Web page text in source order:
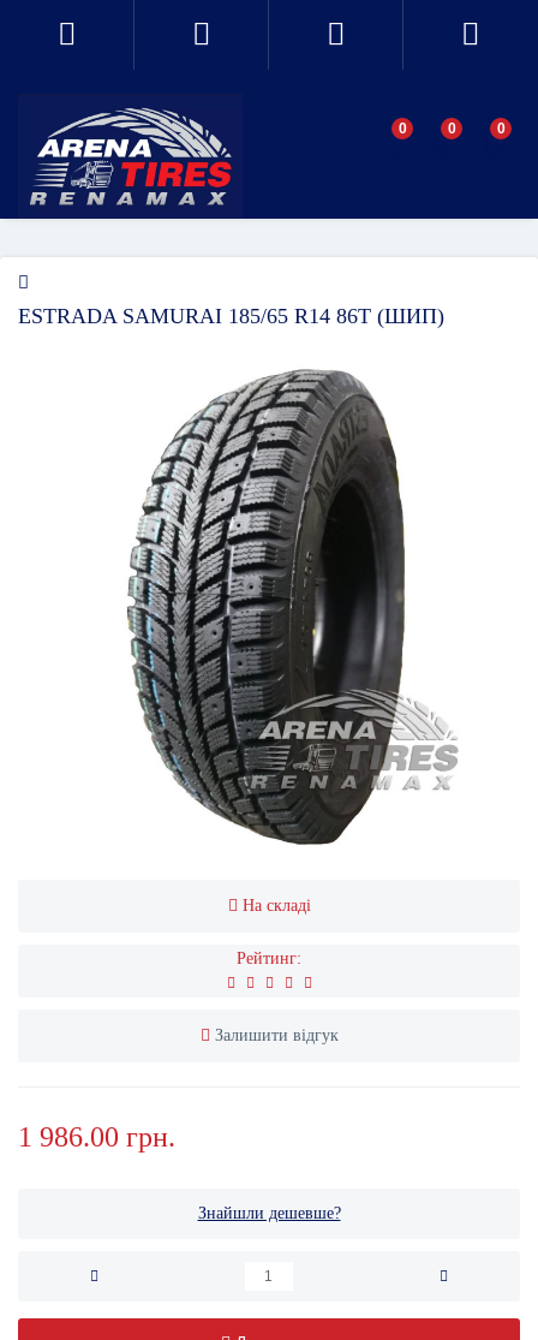
0 0 0
ESTRADA SAMURAI 185/65 R14 86T (ШИП)
На складі
Рейтинг:
Залишити відгук
1 986.00 грн.
Знайшли дешевше?